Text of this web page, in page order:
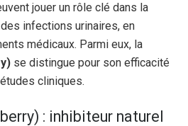
jouer un rôle clé dans la
infections urinaires, en
médicaux. Parmi eux, la
se distingue pour son efficacité
cliniques.
: inhibiteur naturel